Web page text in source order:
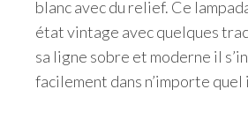
blanc avec du relief. Ce
état vintage avec quelques
sa ligne sobre et moderne il
facilement dans n’importe